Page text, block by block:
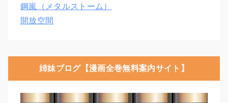
鋼嵐（メタルストーム）
開放空間
姉妹ブログ【漫画全巻無料案内サイト】